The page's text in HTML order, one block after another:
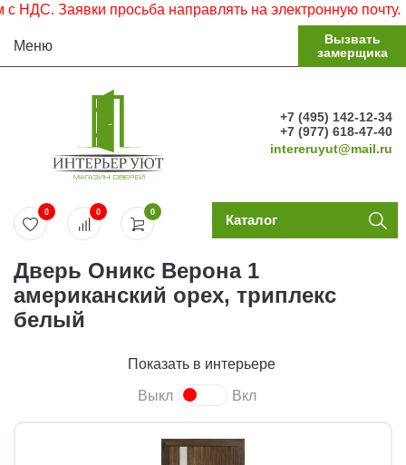
Заявки просьба направлять на электронную почту.
Меню
Вызвать
замерщика
+7 (495) 142-12-34
+7 (977) 618-47-40
intereruyut@mail.ru
0
0 0 Каталог
Дверь Оникс Верона 1
американский орех, триплекс
белый
Показать в интерьере
Выкл Вкл